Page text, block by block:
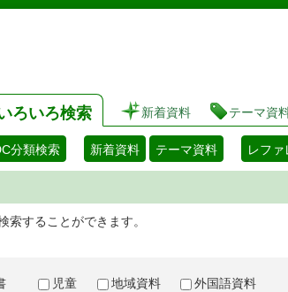
ろいろ検索 新着資料 テーマ資
分類検索 新着資料 テーマ資料 レフ
索することができます。
児童 地域資料 外国語資料